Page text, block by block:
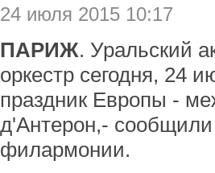
24 июля 2015 10:17
ПАРИЖ. Уральский
оркестр сегодня, 24
праздник Европы -
д'Aнтерон,-
филармонии.